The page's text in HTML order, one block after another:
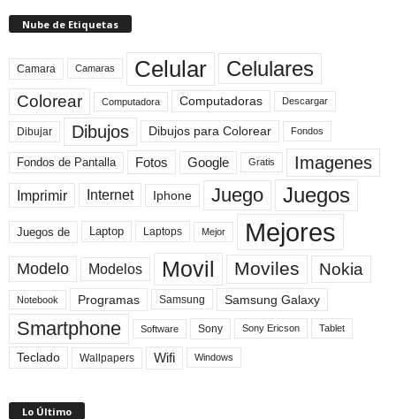
Nube de Etiquetas
Camara Camaras Celular Celulares
Colorear Computadora Computadoras Descargar
Dibujar Dibujos Dibujos para Colorear Fondos
Fondos de Pantalla Fotos Google Gratis Imagenes
Imprimir Internet Iphone Juego Juegos
Juegos de Laptop Laptops Mejor Mejores
Modelo Modelos Movil Moviles Nokia
Notebook Programas Samsung Samsung Galaxy
Smartphone Software Sony Sony Ericson Tablet
Teclado Wallpapers Wifi Windows
Lo Último